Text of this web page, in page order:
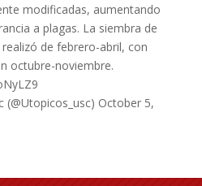
modificadas, aumentando
a plagas. La siembra de
de febrero-abril, con
octubre-noviembre.
October 5,